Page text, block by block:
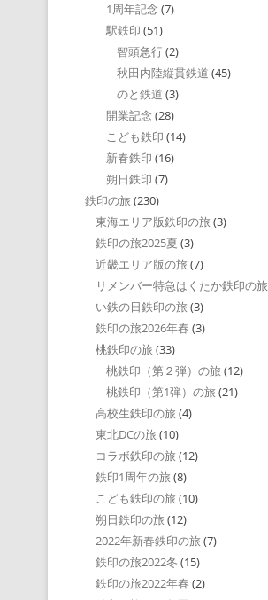
1周年記念 (7)
駅鉄印 (51)
智頭急行(2)
秋田内陸縦貫鉄道 (45)
のと鉄道 (3)
開業記念 (28)
こども鉄印 (14)
新春鉄印 (16)
朔日鉄印 (7)
鉄印の旅 (230)
東海エリア版鉄印の旅 (3)
鉄印の旅2025夏 (3)
近畿エリア版の旅 (7)
リメンバー特急はくたか鉄印の旅
い鉄の日鉄印の旅 (3)
鉄印の旅2026年春 (3)
桃鉄印の旅 (33)
桃鉄印（第２弾）の旅 (12)
桃鉄印（第1弾）の旅 (21)
高校生鉄印の旅 (4)
東北DCの旅 (10)
コラボ鉄印の旅 (12)
鉄印1周年の旅 (8)
こども鉄印の旅 (10)
朔日鉄印の旅 (12)
2022年新春鉄印の旅 (7)
鉄印の旅2022冬 (15)
鉄印の旅2022年春 (2)